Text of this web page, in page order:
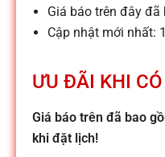
-
S
ử
Giá báo trên đây
Cập nhật mới nhất:
ƯU ĐÃI KHI
Giá báo trên đã bao
khi đặt lịch!